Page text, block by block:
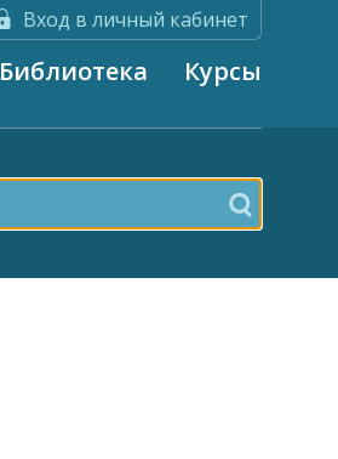
Вход в личный кабинет
Библиотека Курсы